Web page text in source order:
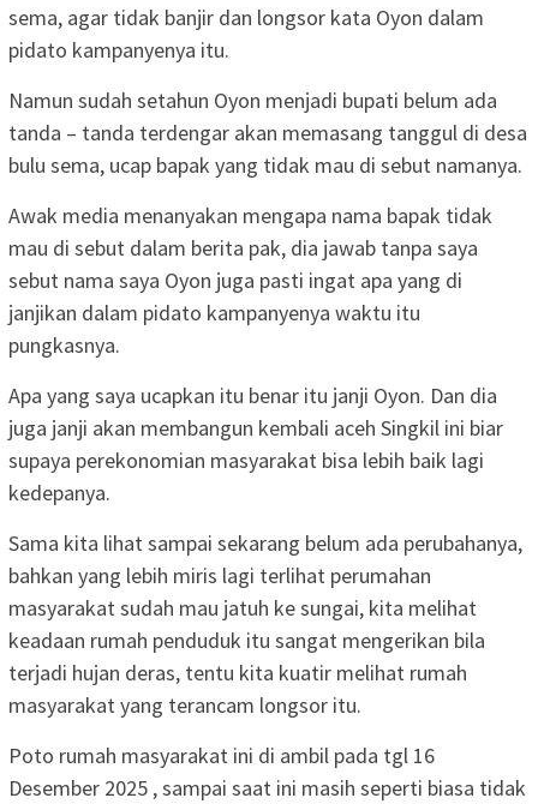
sema, agar tidak banjir dan longsor kata Oyon dalam
pidato kampanyenya itu.
Namun sudah setahun Oyon menjadi bupati belum ada
tanda – tanda terdengar akan memasang tanggul di desa
bulu sema, ucap bapak yang tidak mau di sebut namanya.
Awak media menanyakan mengapa nama bapak tidak
mau di sebut dalam berita pak, dia jawab tanpa saya
sebut nama saya Oyon juga pasti ingat apa yang di
janjikan dalam pidato kampanyenya waktu itu
pungkasnya.
Apa yang saya ucapkan itu benar itu janji Oyon. Dan dia
juga janji akan membangun kembali aceh Singkil ini biar
supaya perekonomian masyarakat bisa lebih baik lagi
kedepanya.
Sama kita lihat sampai sekarang belum ada perubahanya,
bahkan yang lebih miris lagi terlihat perumahan
masyarakat sudah mau jatuh ke sungai, kita melihat
keadaan rumah penduduk itu sangat mengerikan bila
terjadi hujan deras, tentu kita kuatir melihat rumah
masyarakat yang terancam longsor itu.
Poto rumah masyarakat ini di ambil pada tgl 16
Desember 2025 , sampai saat ini masih seperti biasa tidak